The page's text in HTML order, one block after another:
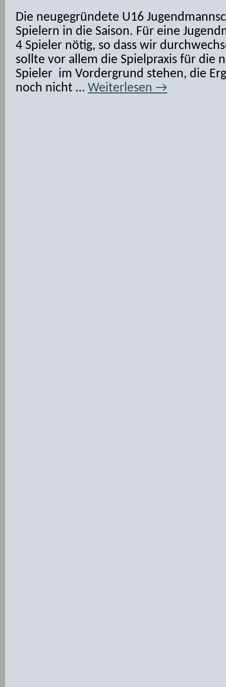
Die neugegründete U16
Spielern in die Saison. Für eine
4 Spieler nötig, so dass wir
sollte vor allem die Spielpraxis für die
Spieler im Vordergrund stehen, die
noch nicht … Weiterlesen →